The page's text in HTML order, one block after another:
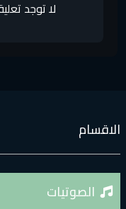
الصوتيات
لا توجد